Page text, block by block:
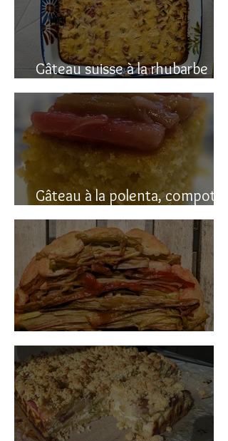
Gâteau suisse à la rhubarbe
(avec polenta)
Gâteau à la polenta, compotée
de rhubarbe (sans gluten)
Gâteau renversé à la rhubarbe